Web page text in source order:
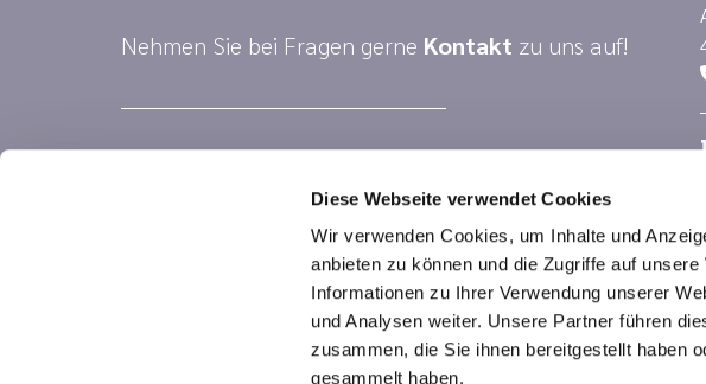
Diese Webseite verwendet Cookies
Wir verwenden Cookies, um Inhalte und
anbieten zu können und die Zugriffe auf
Informationen zu Ihrer Verwendung unserer
und Analysen weiter. Unsere Partner führen
zusammen, die Sie ihnen bereitgestellt haben
gesammelt haben.
Nehmen Sie bei Fragen gerne Kontakt zu uns auf!
Impressum